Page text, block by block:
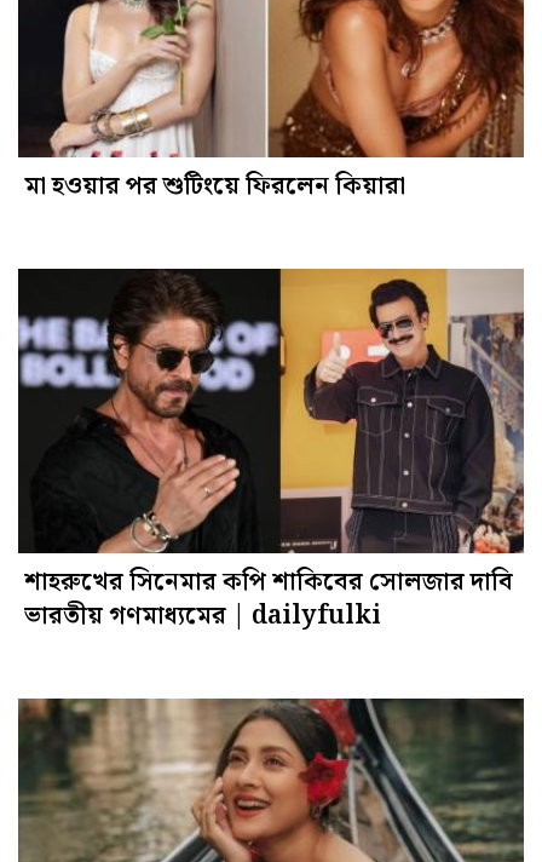
মা হওয়ার পর শুটিংয়ে ফিরলেন কিয়ারা
শাহরুখের সিনেমার কপি শাকিবের সোলজার দাবি
ভারতীয় গণমাধ্যমের | dailyfulki